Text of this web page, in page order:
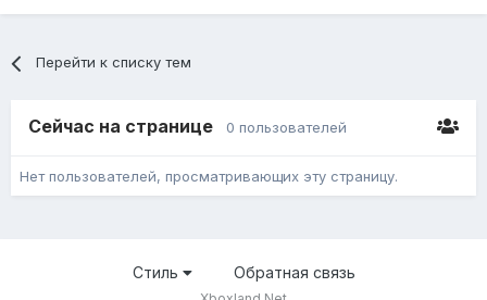
Перейти к списку тем
Сейчас на странице 0 пользователей
Нет пользователей, просматривающих эту страницу.
Стиль Обратная связь